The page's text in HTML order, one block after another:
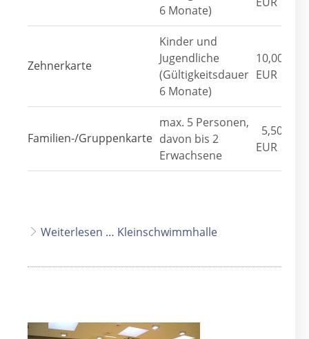
6 Monate)
Zehnerkarte
Kinder und
Jugendliche
(Gültigkeitsdauer
6 Monate)
10,00
EUR
Familien-/Gruppenkarte
max. 5 Personen,
davon bis 2
Erwachsene
5,50
EUR
Weiterlesen … Kleinschwimmhalle